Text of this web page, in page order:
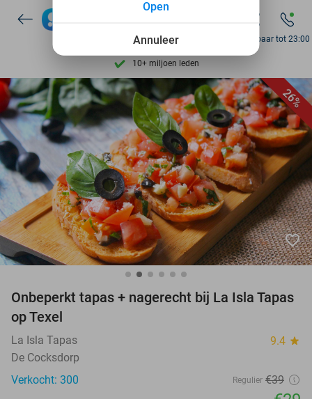
7 dagen per week beschikbaar
10+ miljoen leden
9,4
Ontdek 15.000+ deals
7 dagen per week beschikbaar
10+ miljoen leden
Bereikbaar tot 23:00
26%
favorite_border
Onbeperkt tapas + nagerecht bij La Isla Tapas
op Texel
La Isla Tapas 9.4 star
De Cocksdorp
Verkocht: 300
Regulier €39
Annuleer
Open